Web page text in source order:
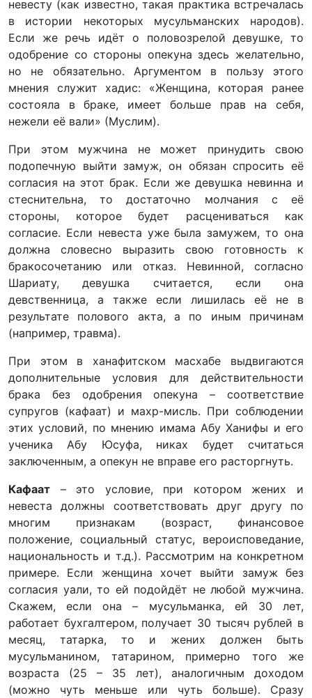
невесту (как известно, такая практика встречалась
в истории некоторых мусульманских народов).
Если же речь идёт о половозрелой девушке, то
одобрение со стороны опекуна здесь желательно,
но не обязательно. Аргументом в пользу этого
мнения служит хадис: «Женщина, которая ранее
состояла в браке, имеет больше прав на себя,
нежели её вали» (Муслим).
При этом мужчина не может принудить свою
подопечную выйти замуж, он обязан спросить её
согласия на этот брак. Если же девушка невинна и
стеснительна, то достаточно молчания с её
стороны, которое будет расцениваться как
согласие. Если невеста уже была замужем, то она
должна словесно выразить свою готовность к
бракосочетанию или отказ. Невинной, согласно
Шариату, девушка считается, если она
девственница, а также если лишилась её не в
результате полового акта, а по иным причинам
(например, травма).
При этом в ханафитском масхабе выдвигаются
дополнительные условия для действительности
брака без одобрения опекуна – соответствие
супругов (кафаат) и махр-мисль. При соблюдении
этих условий, по мнению имама Абу Ханифы и его
ученика Абу Юсуфа, никах будет считаться
заключенным, а опекун не вправе его расторгнуть.
Кафаат – это условие, при котором жених и
невеста должны соответствовать друг другу по
многим признакам (возраст, финансовое
положение, социальный статус, вероисповедание,
национальность и т.д.). Рассмотрим на конкретном
примере. Если женщина хочет выйти замуж без
согласия уали, то ей подойдёт не любой мужчина.
Скажем, если она – мусульманка, ей 30 лет,
работает бухгалтером, получает 30 тысяч рублей в
месяц, татарка, то и жених должен быть
мусульманином, татарином, примерно того же
возраста (25 – 35 лет), аналогичным доходом
(можно чуть меньше или чуть больше). Сразу